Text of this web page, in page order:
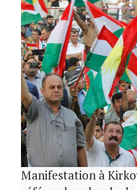
Manifestation à